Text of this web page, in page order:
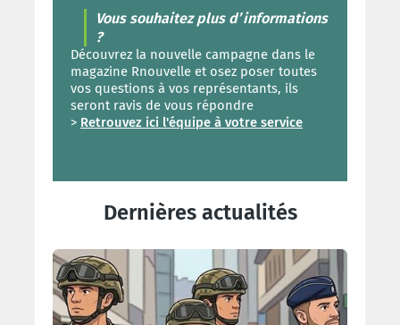
Vous souhaitez plus d’informations
?
Découvrez la nouvelle campagne dans le
magazine Rnouvelle et osez poser toutes
vos questions à vos représentants, ils
seront ravis de vous répondre
> Retrouvez ici l'équipe à votre service
Dernières actualités